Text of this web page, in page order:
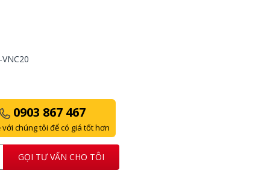
0903 867 467
với chúng tôi để có giá tốt hơn
GỌI TƯ VẤN CHO TÔI